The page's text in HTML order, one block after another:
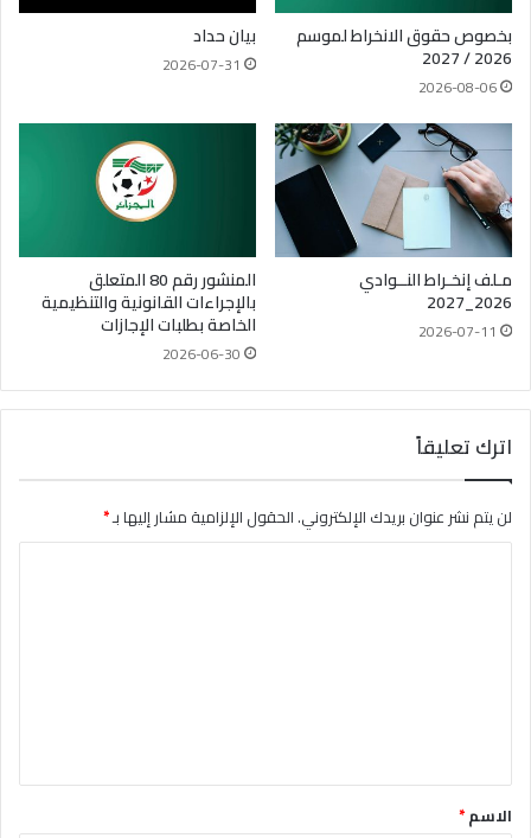
بخصوص حقوق الانخراط لموسم
2026 / 2027
2026-08-06
بيان حداد
2026-07-31
مـلف إنخـراط النــوادي
2026_2027
2026-07-11
المنشور رقم 80 المتعلق
بالإجراءات القانونية والتنظيمية
الخاصة بطلبات الإجازات
2026-06-30
اترك تعليقاً
لن يتم نشر عنوان بريدك الإلكتروني.الحقول الإلزامية مشار إليها بـ*
*الاسم*